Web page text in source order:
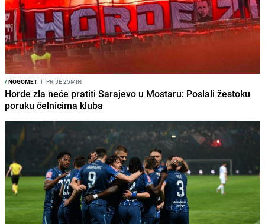
/NOGOMET I PRIJE 25MIN
Horde zla neće pratiti Sarajevo u Mostaru: Poslali žestoku
poruku čelnicima kluba